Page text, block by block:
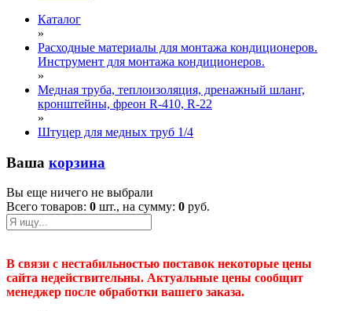
Каталог
»
Расходные материалы для монтажа кондиционеров.
Инструмент для монтажа кондиционеров.
»
Медная труба, теплоизоляция, дренажный шланг,
кронштейны, фреон R-410, R-22
»
Штуцер для медных труб 1/4
Ваша корзина
Вы еще ничего не выбрали
Всего товаров: 0 шт., на сумму: 0 руб.
В связи с нестабильностью поставок некоторые цены
сайта недействительны. Актуальные цены сообщит
менеджер после обработки вашего заказа.